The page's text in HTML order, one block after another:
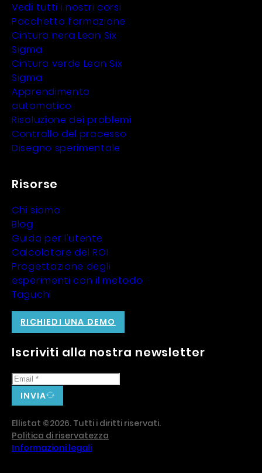
Vedi tutti i nostri corsi
Pacchetto formazione
Cintura nera Lean Six
Sigma
Cintura verde Lean Six
Sigma
Apprendimento
automatico
Risoluzione dei problemi
Controllo del processo
Disegno sperimentale
Risorse
Chi siamo
Blog
Guida per l'utente
Calcolatore del ROI
Progettazione degli
esperimenti con il metodo
Taguchi
Iscriviti alla nostra newsletter
INVIA
RICHIEDI UNA DEMO
Ellistat ©2026. Tutti i diritti riservati.
Politica di riservatezza
Informazioni legali